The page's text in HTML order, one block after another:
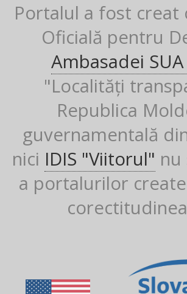
Portalul a fost creat
Oficială pentru
Ambasadei
"Localități
Republica
guvernamentală
nici IDIS "Viitorul"
a portalurilor